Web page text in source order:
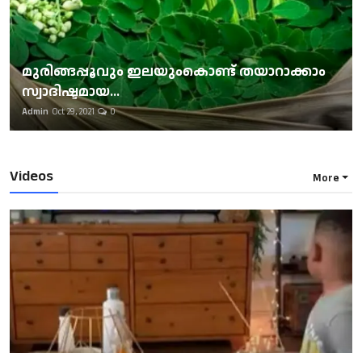
മുരിങ്ങപ്പൂവും ഇലയുംകൊണ്ട് തയാറാക്കാം
സ്വാദിഷ്ടമായ...
Admin Oct 29, 2021 0
Videos More